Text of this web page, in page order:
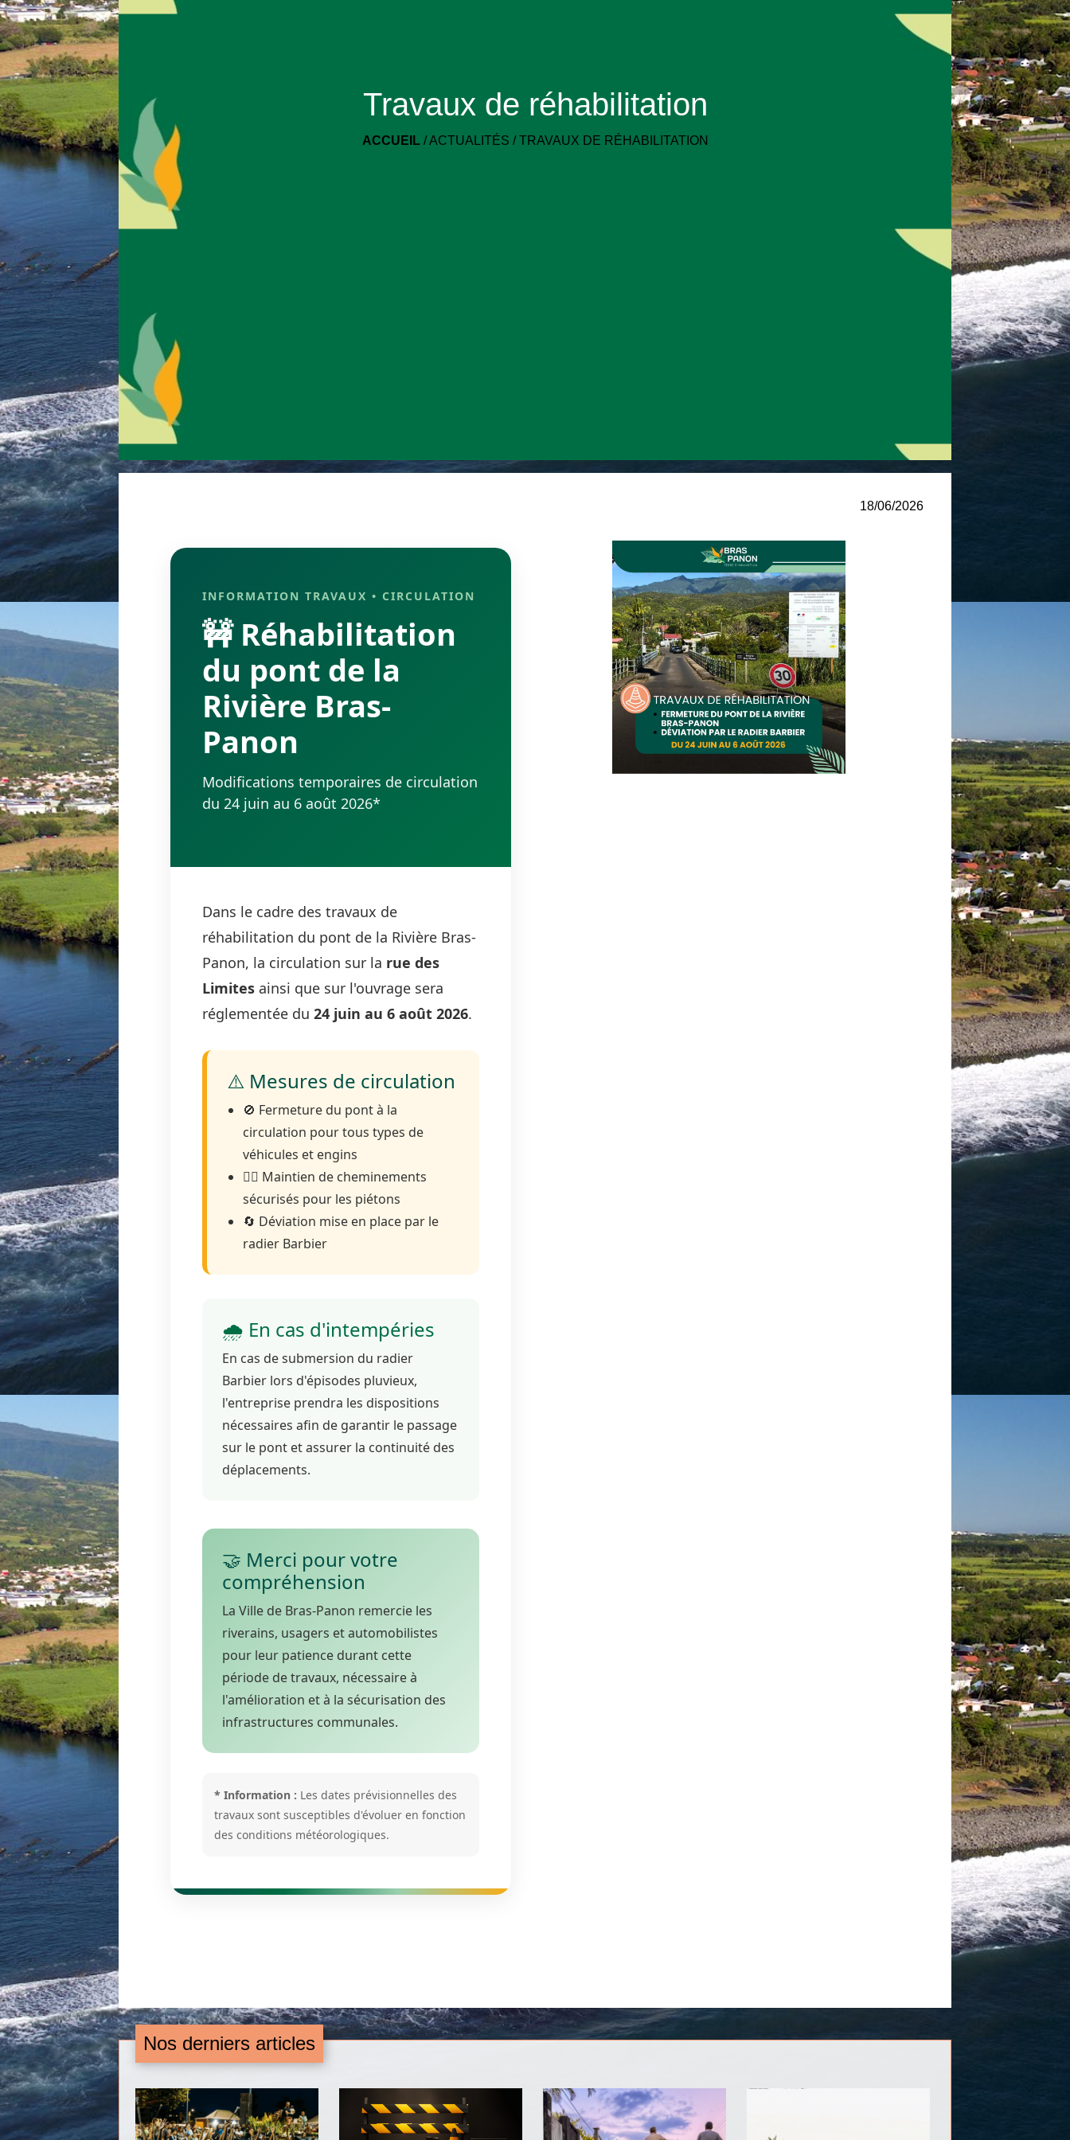
Travaux de réhabilitation
ACCUEIL/ACTUALITÉS /TRAVAUX DE RÉHABILITATION
18/06/2026
INFORMATION TRAVAUX • CIRCULATION
🚧 Réhabilitation
du pont de la
Rivière Bras-
Panon
Modifications temporaires de circulation
du 24 juin au 6 août 2026*
Dans le cadre des travaux de
réhabilitation du pont de la Rivière Bras-
Panon, la circulation sur la rue des
Limites ainsi que sur l'ouvrage sera
réglementée du24 juin au 6 août 2026.
⚠️ Mesures de circulation
🚫 Fermeture du pont à la
circulation pour tous types de
véhicules et engins
🚶‍♀️ Maintien de cheminements
sécurisés pour les piétons
🔄 Déviation mise en place par le
radier Barbier
🌧️ En cas d'intempéries
En cas de submersion du radier
Barbier lors d'épisodes pluvieux,
l'entreprise prendra les dispositions
nécessaires afin de garantir le passage
sur le pont et assurer la continuité des
déplacements.
🤝 Merci pour votre
compréhension
La Ville de Bras-Panon remercie les
riverains, usagers et automobilistes
pour leur patience durant cette
période de travaux, nécessaire à
l'amélioration et à la sécurisation des
infrastructures communales.
* Information : Les dates prévisionnelles des
travaux sont susceptibles d'évoluer en fonction
des conditions météorologiques.
Nos derniers articles